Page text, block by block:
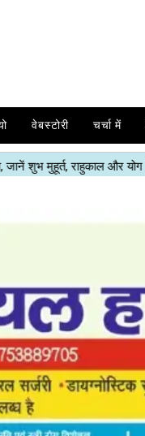
वेबस्टोरी चर्चा में